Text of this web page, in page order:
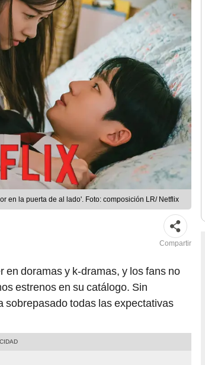
en la puerta de al lado'. Foto: composición LR/ Netflix
Compartir
en doramas y k-dramas, y los fans no
estrenos en su catálogo. Sin
sobrepasado todas las expectativas